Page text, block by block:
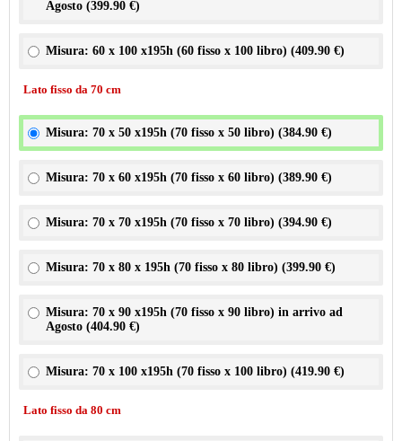
Agosto (399.90 €)
Misura: 60 x 100 x195h (60 fisso x 100 libro) (409.90 €)
Lato fisso da 70 cm
Misura: 70 x 50 x195h (70 fisso x 50 libro) (384.90 €)
Misura: 70 x 60 x195h (70 fisso x 60 libro) (389.90 €)
Misura: 70 x 70 x195h (70 fisso x 70 libro) (394.90 €)
Misura: 70 x 80 x 195h (70 fisso x 80 libro) (399.90 €)
Misura: 70 x 90 x195h (70 fisso x 90 libro) in arrivo ad
Agosto (404.90 €)
Misura: 70 x 100 x195h (70 fisso x 100 libro) (419.90 €)
Lato fisso da 80 cm